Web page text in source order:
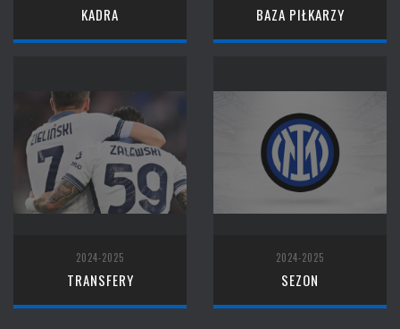
KADRA BAZA PIŁKARZY
2024-2025
TRANSFERY
2024-2025
SEZON